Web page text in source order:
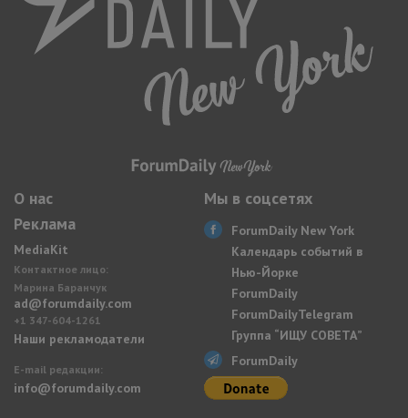
О нас
Реклама
MediaKit
Контактное лицо:
Марина Баранчук
ad@forumdaily.com
+1 347-604-1261
Наши рекламодатели
E-mail редакции:
info@forumdaily.com
Мы в соцсетях
ForumDaily New York
Календарь событий в
Нью-Йорке
ForumDaily
ForumDailyTelegram
Группа “ИЩУ СОВЕТА”
ForumDaily